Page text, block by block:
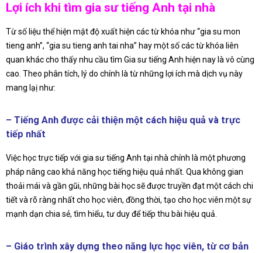
Lợi ích khi tìm gia sư tiếng Anh tại nhà
Từ số liệu thể hiện mật độ xuất hiện các từ khóa như “gia su mon
tieng anh”, “gia su tieng anh tai nha” hay một số các từ khóa liên
quan khác cho thấy nhu cầu tìm Gia sư tiếng Anh hiện nay là vô cùng
cao. Theo phân tích, lý do chính là từ những lợi ích mà dịch vụ này
mang lạị như:
– Tiếng Anh được cải thiện một cách hiệu quả và trực
tiếp nhất
Việc học trực tiếp với gia sư tiếng Anh tại nhà chính là một phương
pháp nâng cao khả năng học tiếng hiệu quả nhất. Qua không gian
thoải mái và gần gũi, những bài học sẽ được truyền đạt một cách chi
tiết và rõ ràng nhất cho học viên, đồng thời, tạo cho học viên một sự
mạnh dạn chia sẻ, tìm hiểu, tư duy để tiếp thu bài hiệu quả.
– Giáo trình xây dựng theo năng lực học viên, từ cơ bản